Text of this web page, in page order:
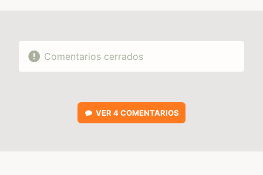
Comentarios cerrados
VER 4 COMENTARIOS